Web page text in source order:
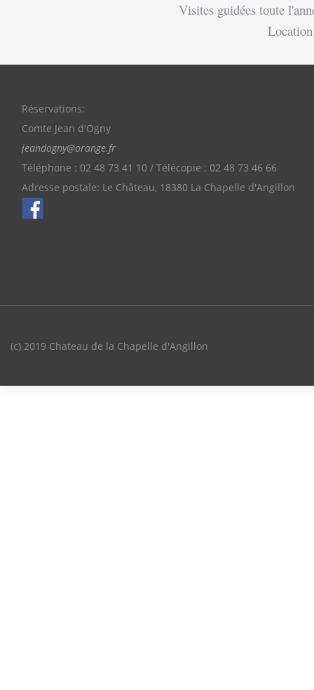
Visites guidées toute
Réservations:
Comte Jean d'Ogny
jeandogny@orange.fr
Téléphone : 02 48 73 41 10 / Télécopie : 02 48 73 46 66
Adresse postale: Le Château, 18380 La Chapelle d'Angillon
(c) 2019 Chateau de la Chapelle d'Angillon